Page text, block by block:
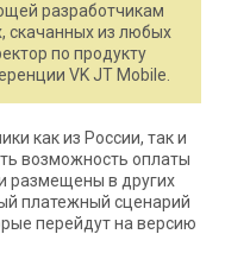
разработчикам
скачанных из любых
по продукту
VK JT Mobile.
как из России, так и
возможность оплаты
размещены в других
платежный сценарий
перейдут на версию